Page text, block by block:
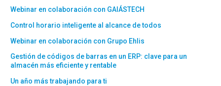
Webinar en colaboración con GAIÁSTECH
Control horario inteligente al alcance de todos
Webinar en colaboración con Grupo Ehlis
Gestión de códigos de barras en un ERP: clave para un
almacén más eficiente y rentable
Un año más trabajando para ti